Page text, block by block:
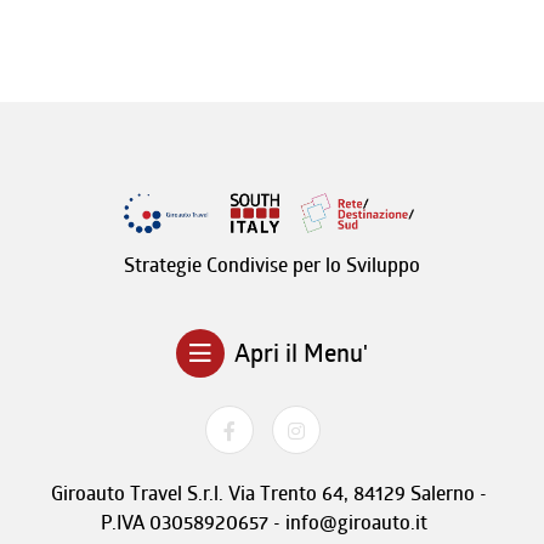
Strategie Condivise per lo Sviluppo
Apri il Menu'
Giroauto Travel S.r.l. Via Trento 64, 84129 Salerno -
P.IVA 03058920657 - info@giroauto.it